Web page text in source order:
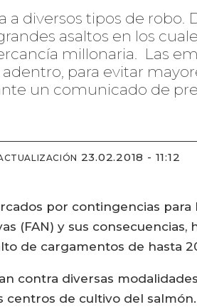
a diversos tipos de
asaltos en los
millonaria. Las
para evitar
un comunicado de
23.02.2018 - 11:12
por contingencias
(FAN) y sus
de cargamentos de hasta
contra diversas
centros de cultivo del